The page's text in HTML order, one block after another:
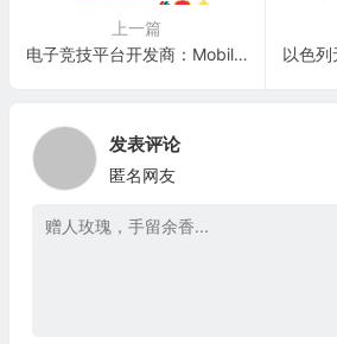
上一篇
电子竞技平台开发商：Mobile Global Esports(MGAM)
发表评论
匿名网友